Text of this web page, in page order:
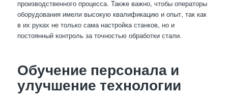
производственного процесса. Также важно, чтобы операторы
оборудования имели высокую квалификацию и опыт, так как
в их руках не только сама настройка станков, но и
постоянный контроль за точностью обработки стали.
Обучение персонала и
улучшение технологии